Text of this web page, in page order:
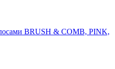
BRUSH & COMB, PINK,